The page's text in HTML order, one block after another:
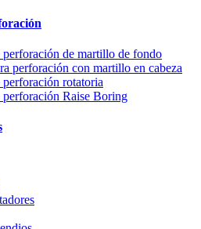
perforación de martillo de fondo
perforación con martillo en cabeza
rotatoria
perforación Raise Boring